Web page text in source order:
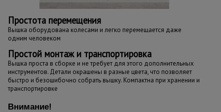
Простота перемещения
Вышка оборудована колесами и легко перемещается даже
одним человеком
Простой монтаж и транспортировка
Вышка проста в сборке и не требует для этого дополнительных
инструментов. Детали окрашены в разные цвета, что позволяет
быстро и безошибочно собрать вышку. Компактна при хранении и
транспортировке
Внимание!